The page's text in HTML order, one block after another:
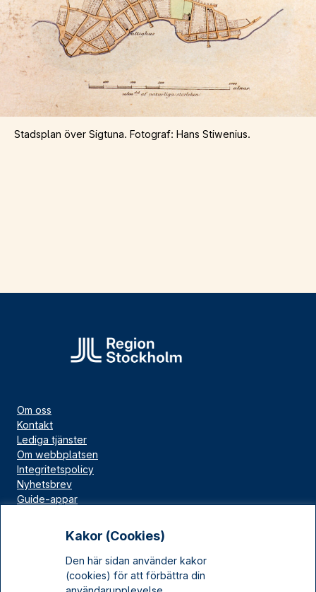
Kakor (Cookies)
Den här sidan använder kakor
(cookies) för att förbättra din
Stadsplan över Sigtuna. Fotograf: Hans Stiwenius.
Om oss
Kontakt
Lediga tjänster
Om webbplatsen
Integritetspolicy
Nyhetsbrev
Guide-appar
Kulturarv Stockholm
Sociala medier